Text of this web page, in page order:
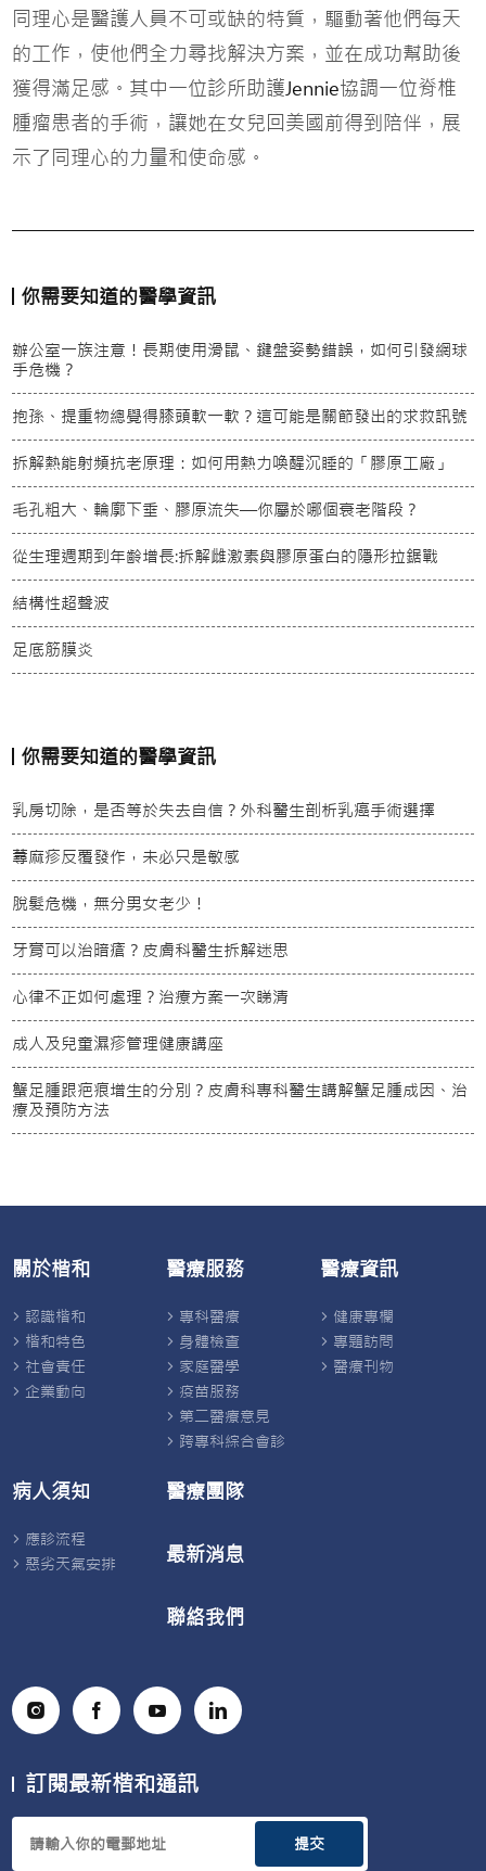
同理心是醫護人員不可或缺的特質，驅動著他們每天
的工作，使他們全力尋找解決方案，並在成功幫助後
獲得滿足感。其中一位診所助護Jennie協調一位脊椎
腫瘤患者的手術，讓她在女兒回美國前得到陪伴，展
示了同理心的力量和使命感。
你需要知道的醫學資訊
辦公室一族注意！長期使用滑鼠、鍵盤姿勢錯誤，如何引發網球
手危機？
抱孫、提重物總覺得膝頭軟一軟？這可能是關節發出的求救訊號
拆解熱能射頻抗老原理：如何用熱力喚醒沉睡的「膠原工廠」
毛孔粗大、輪廓下垂、膠原流失—你屬於哪個衰老階段？
從生理週期到年齡增長:拆解雌激素與膠原蛋白的隱形拉鋸戰
結構性超聲波
足底筋膜炎
你需要知道的醫學資訊
乳房切除，是否等於失去自信？外科醫生剖析乳癌手術選擇
蕁麻疹反覆發作，未必只是敏感
脫髮危機，無分男女老少！
牙膏可以治暗瘡？皮膚科醫生拆解迷思
心律不正如何處理？治療方案一次睇清
成人及兒童濕疹管理健康講座
蟹足腫跟疤痕增生的分別？皮膚科專科醫生講解蟹足腫成因、治
療及預防方法
關於楷和
認識楷和
楷和特色
社會責任
企業動向
醫療服務
專科醫療
身體檢查
家庭醫學
疫苗服務
第二醫療意見
跨專科綜合會診
醫療資訊
健康專欄
專題訪問
醫療刊物
病人須知
應診流程
惡劣天氣安排
醫療團隊
最新消息
聯絡我們
訂閱最新楷和通訊
提交